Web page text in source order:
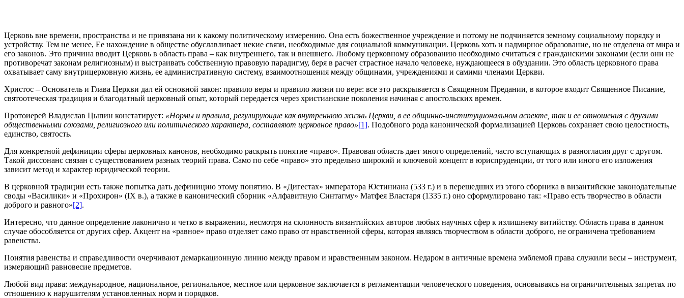
Церковь вне времени, пространства и не привязана ни к какому политическому измерению. Она есть божественное учреждение и потому не подчиняется земному социальному порядку и
устройству. Тем не менее, Ее нахождение в обществе обуславливает некие связи, необходимые для социальной коммуникации. Церковь хоть и надмирное образование, но не отделена от мира и
его законов. Это причина вводит Церковь в область права – как внутреннего, так и внешнего. Любому церковному образованию необходимо считаться с гражданскими законами (если они не
противоречат законам религиозным) и выстраивать собственную правовую парадигму, беря в расчет страстное начало человеке, нуждающееся в обуздании. Это область церковного права
охватывает саму внутрицерковную жизнь, ее административную систему, взаимоотношения между общинами, учреждениями и самими членами Церкви.
Христос – Основатель и Глава Церкви дал ей основной закон: правило веры и правило жизни по вере: все это раскрывается в Священном Предании, в которое входит Священное Писание,
святоотеческая традиция и благодатный церковный опыт, который передается через христианские поколения начиная с апостольских времен.
Протоиерей Владислав Цыпин констатирует: «Нормы и правила, регулирующие как внутреннюю жизнь Церкви, в ее общинно-институциональном аспекте, так и ее отношения с другими
общественными союзами, религиозного или политического характера, составляют церковное право»[1]. Подобного рода канонической формализацией Церковь сохраняет свою целостность,
единство, святость.
Для конкретной дефиниции сферы церковных канонов, необходимо раскрыть понятие «право». Правовая область дает много определений, часто вступающих в разногласия друг с другом.
Такой диссонанс связан с существованием разных теорий права. Само по себе «право» это предельно широкий и ключевой концепт в юриспруденции, от того или иного его изложения
зависит метод и характер юридической теории.
В церковной традиции есть также попытка дать дефиницию этому понятию. В «Дигестах» императора Юстиниана (533 г.) и в перешедших из этого сборника в византийские законодательные
своды «Василики» и «Прохирон» (IX в.), а также в канонический сборник «Алфавитную Синтагму» Матфея Властаря (1335 г.) оно сформулировано так: «Право есть творчество в области
доброго и равного»[2].
Интересно, что данное определение лаконично и четко в выражении, несмотря на склонность византийских авторов любых научных сфер к излишнему витийству. Область права в данном
случае обособляется от других сфер. Акцент на «равное» право отделяет само право от нравственной сферы, которая являясь творчеством в области доброго, не ограничена требованием
равенства.
Понятия равенства и справедливости очерчивают демаркационную линию между правом и нравственным законом. Недаром в античные времена эмблемой права служили весы – инструмент,
измеряющий равновесие предметов.
Любой вид права: международное, национальное, региональное, местное или церковное заключается в регламентации человеческого поведения, основываясь на ограничительных запретах по
отношению к нарушителям установленных норм и порядков.